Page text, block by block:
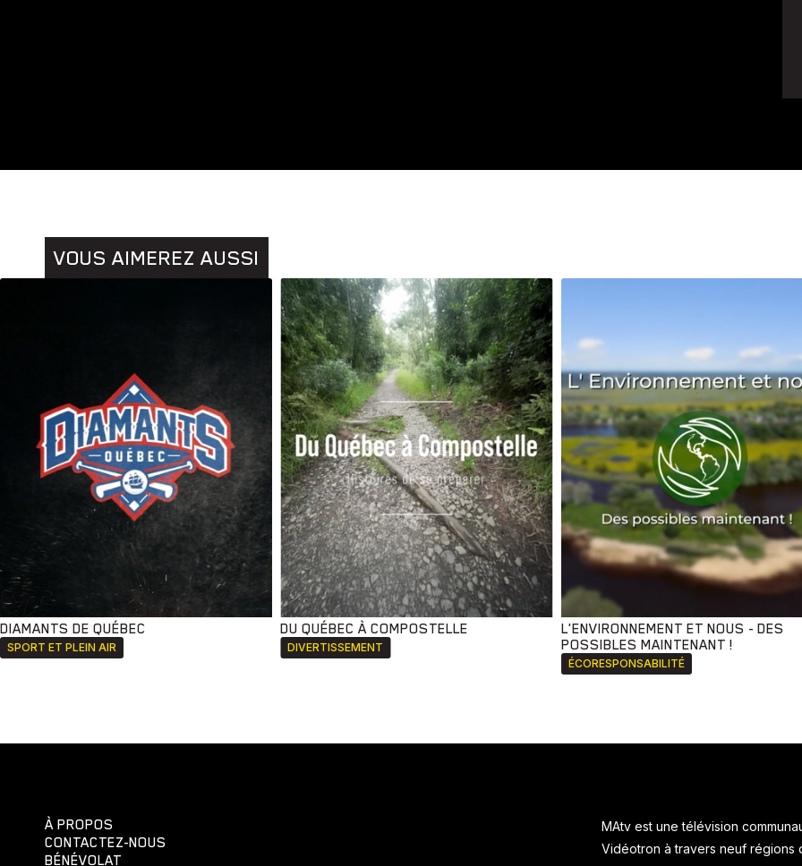
VOUS AIMEREZ AUSSI
DIAMANTS DE QUÉBEC
SPORT ET PLEIN AIR
DU QUÉBEC À COMPOSTELLE
DIVERTISSEMENT
L'ENVIRONNEMENT ET NOUS - DES
POSSIBLES MAINTENANT !
ÉCORESPONSABILITÉ
À PROPOS
CONTACTEZ-NOUS
BÉNÉVOLAT
MAtv est une télévision
Vidéotron à travers neuf régions